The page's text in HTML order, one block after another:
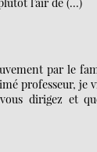
par le
professeur, je
dirigez et